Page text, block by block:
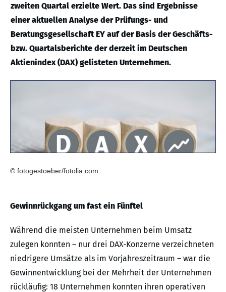
zweiten Quartal erzielte Wert. Das sind Ergebnisse
einer aktuellen Analyse der Prüfungs- und
Beratungsgesellschaft EY auf der Basis der Geschäfts-
bzw. Quartalsberichte der derzeit im Deutschen
Aktienindex (DAX) gelisteten Unternehmen.
© fotogestoeber/fotolia.com
Gewinnrückgang um fast ein Fünftel
Während die meisten Unternehmen beim Umsatz
zulegen konnten – nur drei DAX-Konzerne verzeichneten
niedrigere Umsätze als im Vorjahreszeitraum – war die
Gewinnentwicklung bei der Mehrheit der Unternehmen
rückläufig: 18 Unternehmen konnten ihren operativen